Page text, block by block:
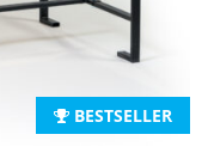
BESTSELLER